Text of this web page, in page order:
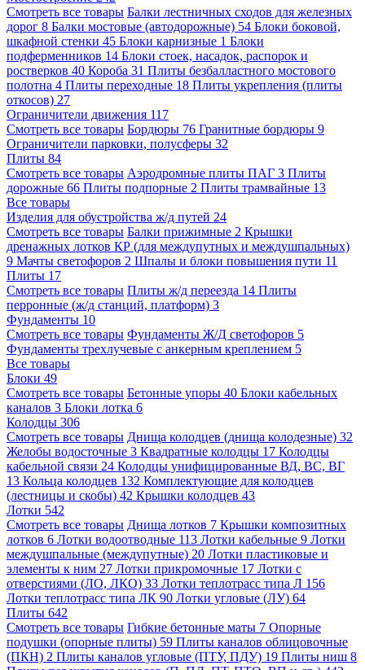
Смотреть все товары Балки лестничных сходов для железных
дорог 8 Балки мостовые (автодорожные) 54 Блоки боковой,
шкафной стенки 45 Блоки карнизные 1 Блоки
подферменников 14 Блоки стоек, насадок, распорок и
ростверков 40 Короба 31 Плиты безбалластного мостового
полотна 4 Плиты переходные 18 Плиты укрепления (плиты
откосов) 27
Ограничители движения 117
Смотреть все товары Бордюры 76 Гранитные бордюры 9
Ограничители парковки, полусферы 32
Плиты 84
Смотреть все товары Аэродромные плиты ПАГ 3 Плиты
дорожные 66 Плиты подпорные 2 Плиты трамвайные 13
Все товары
Изделия для обустройства ж/д путей 24
Смотреть все товары Балки прижимные 2 Крышки
дренажных лотков КР (для междупутных и междушпальных)
9 Мачты светофоров 2 Шпалы и блоки повышения пути 11
Плиты 17
Смотреть все товары Плиты ж/д переезда 14 Плиты
перронные (ж/д станций, платформ) 3
Фундаменты 10
Смотреть все товары Фундаменты Ж/Д светофоров 5
Фундаменты трехлучевые с анкерным креплением 5
Все товары
Блоки 49
Смотреть все товары Бетонные упоры 40 Блоки кабельных
каналов 3 Блоки лотка 6
Колодцы 306
Смотреть все товары Днища колодцев (днища колодезные) 32
Желобы водосточные 3 Квадратные колодцы 17 Колодцы
кабельной связи 24 Колодцы унифицированные ВД, ВС, ВГ
13 Кольца колодцев 132 Комплектующие для колодцев
(лестницы и скобы) 42 Крышки колодцев 43
Лотки 542
Смотреть все товары Днища лотков 7 Крышки композитных
лотков 6 Лотки водоотводные 113 Лотки кабельные 9 Лотки
междушпальные (междупутные) 20 Лотки пластиковые и
элементы к ним 27 Лотки прикромочные 17 Лотки с
отверстиями (ЛО, ЛКО) 33 Лотки теплотрасс типа Л 156
Лотки теплотрасс типа ЛК 90 Лотки угловые (ЛУ) 64
Плиты 642
Смотреть все товары Гибкие бетонные маты 7 Опорные
подушки (опорные плиты) 59 Плиты каналов облицовочные
(ПКН) 2 Плиты каналов угловые (ПТУ, ПДУ) 19 Плиты ниш 8